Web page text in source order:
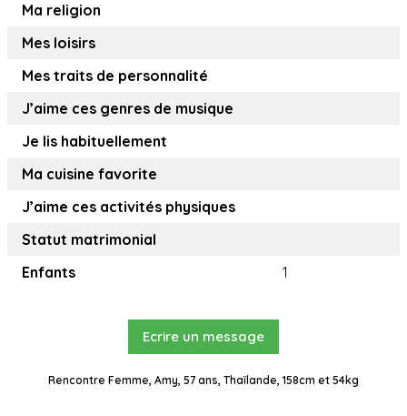
Ma religion
Mes loisirs
Mes traits de personnalité
J’aime ces genres de musique
Je lis habituellement
Ma cuisine favorite
J’aime ces activités physiques
Statut matrimonial
Enfants
1
Ecrire un message
Rencontre Femme, Amy, 57 ans, Thaïlande, 158cm et 54kg